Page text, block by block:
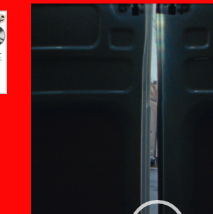
Lecteur
vidéo